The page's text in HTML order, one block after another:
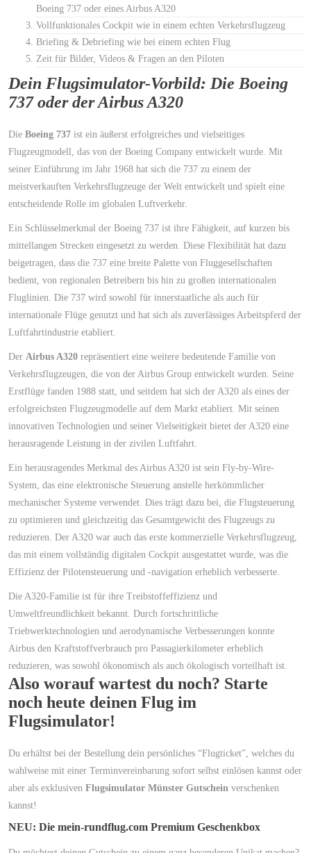
Boeing 737 oder eines Airbus A320
Vollfunktionales Cockpit wie in einem echten Verkehrsflugzeug
Briefing & Debriefing wie bei einem echten Flug
Zeit für Bilder, Videos & Fragen an den Piloten
Dein Flugsimulator-Vorbild: Die Boeing
737 oder der Airbus A320
DieBoeing 737 ist ein äußerst erfolgreiches und vielseitiges
Flugzeugmodell, das von der Boeing Company entwickelt wurde. Mit
seiner Einführung im Jahr 1968 hat sich die 737 zu einem der
meistverkauften Verkehrsflugzeuge der Welt entwickelt und spielt eine
entscheidende Rolle im globalen Luftverkehr.
Ein Schlüsselmerkmal der Boeing 737 ist ihre Fähigkeit, auf kurzen bis
mittellangen Strecken eingesetzt zu werden. Diese Flexibilität hat dazu
beigetragen, dass die 737 eine breite Palette von Fluggesellschaften
bedient, von regionalen Betreibern bis hin zu großen internationalen
Fluglinien. Die 737 wird sowohl für innerstaatliche als auch für
internationale Flüge genutzt und hat sich als zuverlässiges Arbeitspferd der
Luftfahrtindustrie etabliert.
Der Airbus A320 repräsentiert eine weitere bedeutende Familie von
Verkehrsflugzeugen, die von der Airbus Group entwickelt wurden. Seine
Erstflüge fanden 1988 statt, und seitdem hat sich der A320 als eines der
erfolgreichsten Flugzeugmodelle auf dem Markt etabliert. Mit seinen
innovativen Technologien und seiner Vielseitigkeit bietet der A320 eine
herausragende Leistung in der zivilen Luftfahrt.
Ein herausragendes Merkmal des Airbus A320 ist sein Fly-by-Wire-
System, das eine elektronische Steuerung anstelle herkömmlicher
mechanischer Systeme verwendet. Dies trägt dazu bei, die Flugsteuerung
zu optimieren und gleichzeitig das Gesamtgewicht des Flugzeugs zu
reduzieren. Der A320 war auch das erste kommerzielle Verkehrsflugzeug,
das mit einem vollständig digitalen Cockpit ausgestattet wurde, was die
Effizienz der Pilotensteuerung und -navigation erheblich verbesserte.
Die A320-Familie ist für ihre Treibstoffeffizienz und
Umweltfreundlichkeit bekannt. Durch fortschrittliche
Triebwerktechnologien und aerodynamische Verbesserungen konnte
Airbus den Kraftstoffverbrauch pro Passagierkilometer erheblich
reduzieren, was sowohl ökonomisch als auch ökologisch vorteilhaft ist.
Also worauf wartest du noch? Starte
noch heute deinen Flug im
Flugsimulator!
Du erhältst bei der Bestellung dein persönliches “Flugticket”, welches du
wahlweise mit einer Terminvereinbarung sofort selbst einlösen kannst oder
aber als exklusivenFlugsimulator Münster Gutschein verschenken
kannst!
NEU: Die mein-rundflug.com Premium Geschenkbox